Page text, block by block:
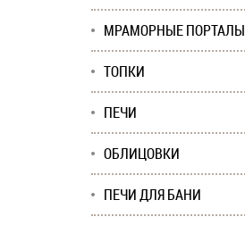
МРАМОРНЫЕ ПОРТАЛЫ
ТОПКИ
ПЕЧИ
ОБЛИЦОВКИ
ПЕЧИ ДЛЯ БАНИ